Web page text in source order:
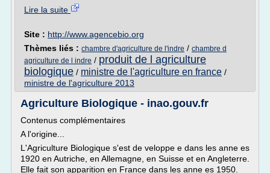
Lire la suite
Site : http://www.agencebio.org
Thèmes liés : chambre d'agriculture de l'indre / chambre d
agriculture de l indre / produit de l agriculture
biologique / ministre de l'agriculture en france /
ministre de l'agriculture 2013
Agriculture Biologique - inao.gouv.fr
Contenus complémentaires
A l'origine...
L'Agriculture Biologique s'est de veloppe e dans les anne es
1920 en Autriche, en Allemagne, en Suisse et en Angleterre.
Elle fait son apparition en France dans les anne es 1950.